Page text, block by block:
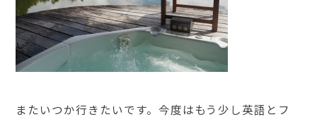
またいつか行きたいです。今度はもう少し英語とフ